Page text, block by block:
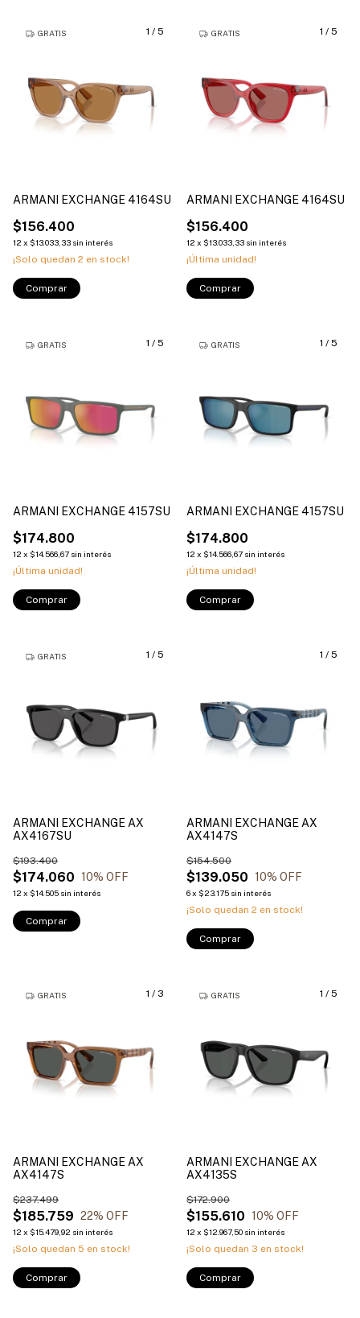
1 / 5
GRATIS
ARMANI EXCHANGE 4164SU
$156.400
12 x $13.033,33 sin interés
¡Solo quedan 2 en stock!
Comprar
1 / 5
GRATIS
ARMANI EXCHANGE 4164SU
$156.400
12 x $13.033,33 sin interés
¡Última unidad!
Comprar
1 / 5
GRATIS
ARMANI EXCHANGE 4157SU
$174.800
12 x $14.566,67 sin interés
¡Última unidad!
Comprar
1 / 5
GRATIS
ARMANI EXCHANGE 4157SU
$174.800
12 x $14.566,67 sin interés
¡Última unidad!
Comprar
1 / 5
GRATIS
ARMANI EXCHANGE AX
AX4167SU
$174.060
$193.400
10% OFF
12 x $14.505 sin interés
Comprar
1 / 5
ARMANI EXCHANGE AX
AX4147S
$139.050
$154.500
10% OFF
6x $23.175 sin interés
¡Solo quedan 2 en stock!
Comprar
1 / 3
GRATIS
ARMANI EXCHANGE AX
AX4147S
$185.759
$237.499
22% OFF
12 x $15.479,92 sin interés
¡Solo quedan 5 en stock!
Comprar
1 / 5
GRATIS
ARMANI EXCHANGE AX
AX4135S
$155.610
$172.900
10% OFF
12 x $12.967,50 sin interés
¡Solo quedan 3 en stock!
Comprar